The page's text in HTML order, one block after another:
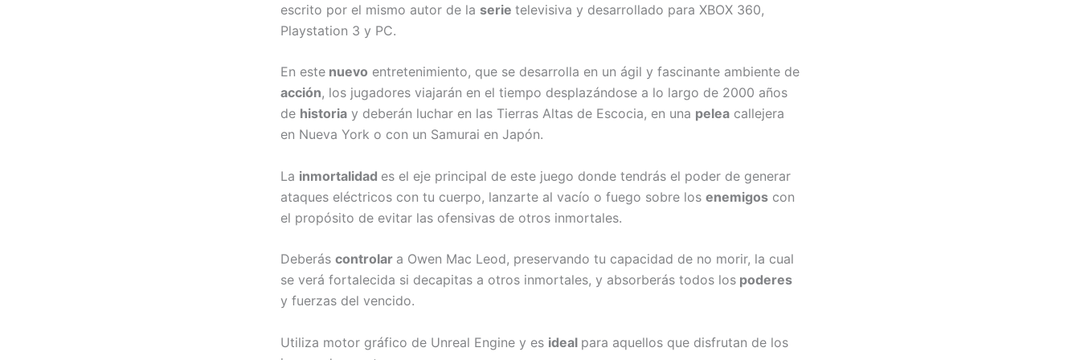
escrito por el mismo autor de la serie televisiva y desarrollado para XBOX 360,
Playstation 3 y PC.
En este nuevo entretenimiento, que se desarrolla en un ágil y fascinante ambiente de
acción, los jugadores viajarán en el tiempo desplazándose a lo largo de 2000 años
de historia y deberán luchar en las Tierras Altas de Escocia, en una pelea callejera
en Nueva York o con un Samurai en Japón.
La inmortalidad es el eje principal de este juego donde tendrás el poder de generar
ataques eléctricos con tu cuerpo, lanzarte al vacío o fuego sobre los enemigos con
el propósito de evitar las ofensivas de otros inmortales.
Deberás controlar a Owen Mac Leod, preservando tu capacidad de no morir, la cual
se verá fortalecida si decapitas a otros inmortales, y absorberás todos los poderes
y fuerzas del vencido.
Utiliza motor gráfico de Unreal Engine y es ideal para aquellos que disfrutan de los